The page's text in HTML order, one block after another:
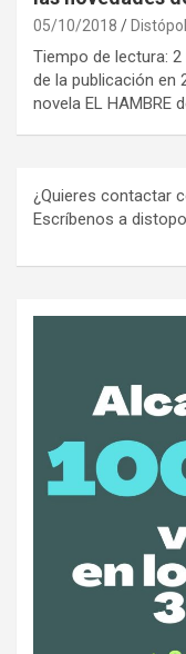
05/10/2018
Tiempo de lectura:
de la publicación en
novela EL HAMBRE
¿Quieres contactar
Escríbenos a